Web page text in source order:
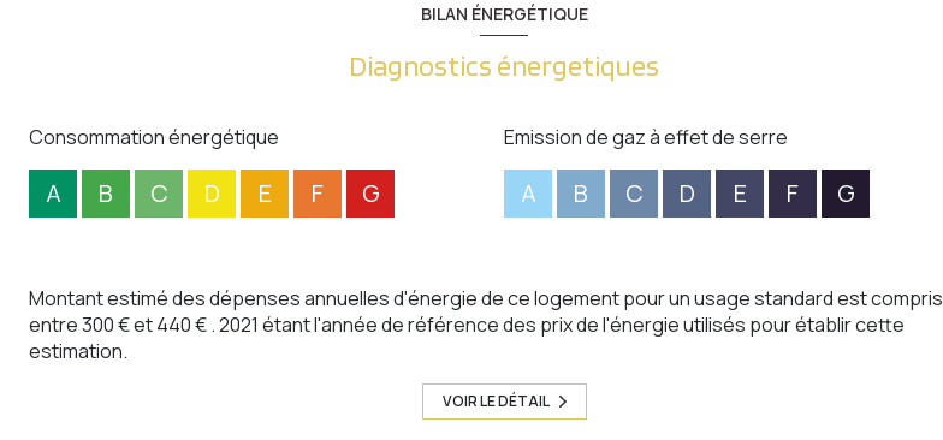
BILAN ÉNERGÉTIQUE
Diagnostics énergetiques
Consommation énergétique
A B C D E F G
Emission de gaz à effet de serre
A B C D E F G
Montant estimé des dépenses annuelles d'énergie de ce logement pour un usage standard est compris
entre 300 € et 440 € . 2021 étant l'année de référence des prix de l'énergie utilisés pour établir cette
estimation.
VOIR LE DÉTAIL